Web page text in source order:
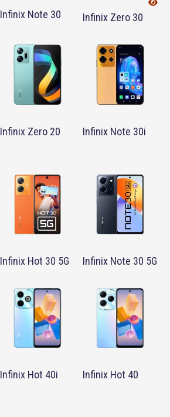
Infinix Note 30 Infinix Zero 30
Infinix Zero 20 Infinix Note 30i
Infinix Hot 30 5G Infinix Note 30 5G
Infinix Hot 40i Infinix Hot 40